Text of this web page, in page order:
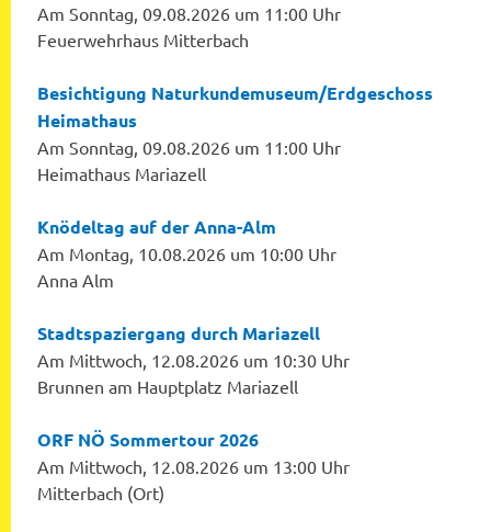
Am Sonntag, 09.08.2026 um 11:00 Uhr
Feuerwehrhaus Mitterbach
Besichtigung Naturkundemuseum/Erdgeschoss
Heimathaus
Am Sonntag, 09.08.2026 um 11:00 Uhr
Heimathaus Mariazell
Knödeltag auf der Anna-Alm
Am Montag, 10.08.2026 um 10:00 Uhr
Anna Alm
Stadtspaziergang durch Mariazell
Am Mittwoch, 12.08.2026 um 10:30 Uhr
Brunnen am Hauptplatz Mariazell
ORF NÖ Sommertour 2026
Am Mittwoch, 12.08.2026 um 13:00 Uhr
Mitterbach (Ort)